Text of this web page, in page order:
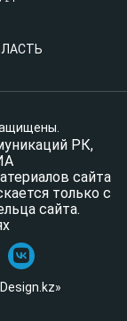
РК,
сайта
только с
сайта.